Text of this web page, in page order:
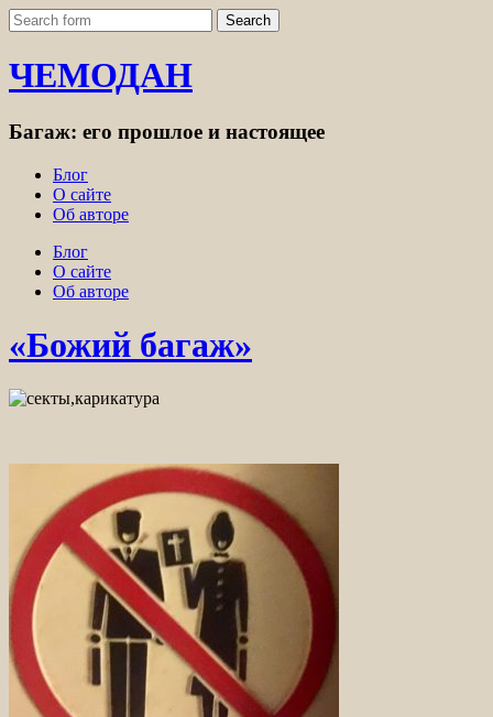
ЧЕМОДАН
Багаж: его прошлое и настоящее
Блог
О сайте
Об авторе
Блог
О сайте
Об авторе
«Божий багаж»